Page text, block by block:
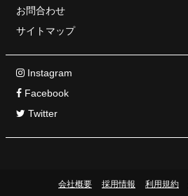
お問合わせ
サイトマップ
Instagram
Facebook
Twitter
会社概要 採用情報 利用規約